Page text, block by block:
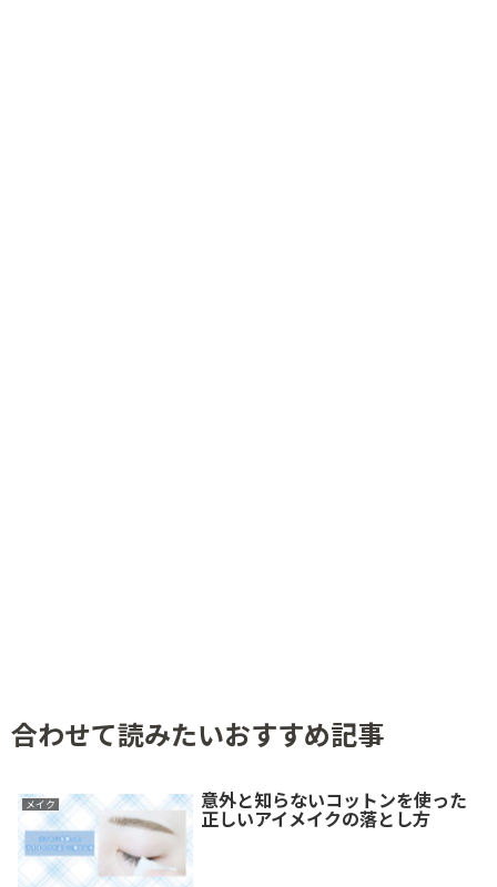
合わせて読みたいおすすめ記事
メイク 意外と知らないコットンを使った
正しいアイメイクの落とし方